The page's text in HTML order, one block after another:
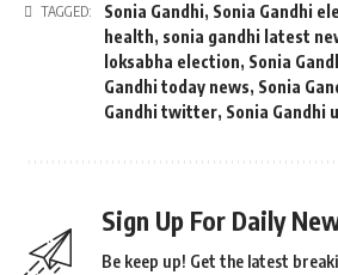
TAGGED: Sonia Gandhi, Sonia Gandhi
health, sonia gandhi latest
loksabha election, Sonia
Gandhi today news, Sonia
Gandhi twitter, Sonia Gandhi
Sign Up For Daily
Be keep up! Get the latest